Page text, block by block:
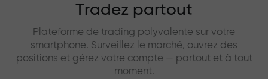
Tradez partout
Plateforme de trading polyvalente sur votre
smartphone. Surveillez le marché, ouvrez des
positions et gérez votre compte — partout et à tout
moment.